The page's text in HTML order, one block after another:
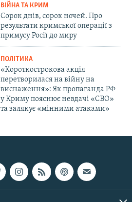
ВІЙНА ТА КРИМ
Сорок днів, сорок ночей. Про
результати кримської операції з
примусу Росії до миру
ПОЛІТИКА
«Короткострокова акція
перетворилася на війну на
виснаження»: Як пропаганда РФ
у Криму пояснює невдачі «СВО»
та залякує «мінними атаками»